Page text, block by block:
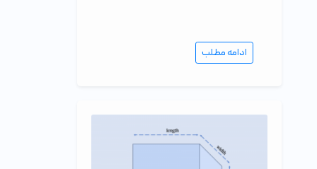
ادامه مطلب